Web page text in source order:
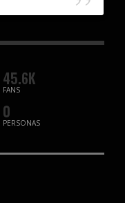
45.6K
FANS
0
PERSONAS